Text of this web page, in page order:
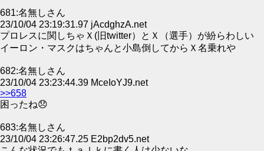
681:名無しさん
23/10/04 23:19:31.97 jAcdghzA.net
プロレスに関しちゃＸ(旧twitter）とＸ（選手）が紛らわしい
イーロン・マスクはちゃんと小島倒してからＸ名乗れや
682:名無しさん
23/10/04 23:23:44.39 MceIoYJ9.net
>>658
困ったね😞
683:名無しさん
23/10/04 23:26:47.25 E2bp2dv5.net